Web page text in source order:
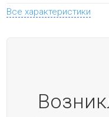
Все характеристики